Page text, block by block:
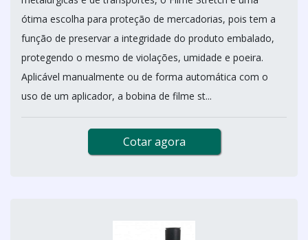
ótima escolha para proteção de mercadorias, pois tem a
função de preservar a integridade do produto embalado,
protegendo o mesmo de violações, umidade e poeira.
Aplicável manualmente ou de forma automática com o
uso de um aplicador, a bobina de filme st...
Cotar agora